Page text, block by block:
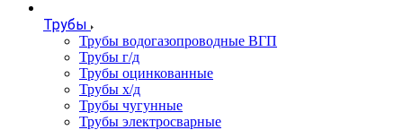
Трубы
Трубы водогазопроводные ВГП
Трубы г/д
Трубы оцинкованные
Трубы х/д
Трубы чугунные
Трубы электросварные